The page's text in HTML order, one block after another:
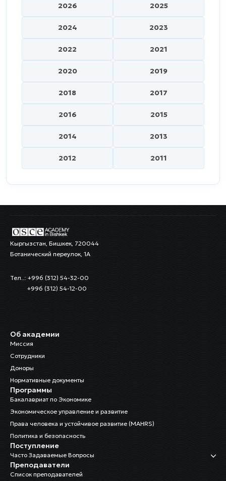
2026 2025
2024 2023
2022 2021
2020 2019
2018 2017
2016 2015
2014 2013
2012 2011
Кыргызстан, Бишкек, 720044
Ботанический переулок, 1А
Тел..: +996 (312) 54-32-00
+996 (312) 54-12-00
Об академии
Миссия
Сотрудники
Доноры
Нормативные документы
Программы
Бакалавриат по Экономике
Экономическое управление и развитие
Права человека и устойчивое развитие (MAHRS)
Политика и безопасность
Поступление
Часто Задаваемые Вопросы
Преподаватели
Список преподавателей